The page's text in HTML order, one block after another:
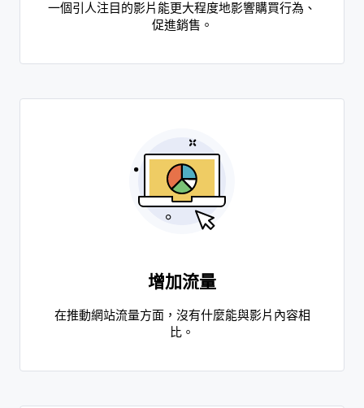
一個引人注目的影片能更大程度地影響購買行為、
促進銷售。
增加流量
在推動網站流量方面，沒有什麼能與影片內容相
比。